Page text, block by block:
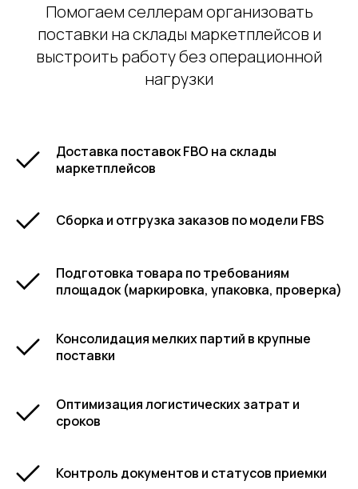
Помогаем селлерам организовать
поставки на склады маркетплейсов и
выстроить работу без операционной
нагрузки
Доставка поставок FBO на склады
маркетплейсов
Сборка и отгрузка заказов по модели FBS
Подготовка товара по требованиям
площадок (маркировка, упаковка, проверка)
Консолидация мелких партий в крупные
поставки
Оптимизация логистических затрат и
сроков
Контроль документов и статусов приемки